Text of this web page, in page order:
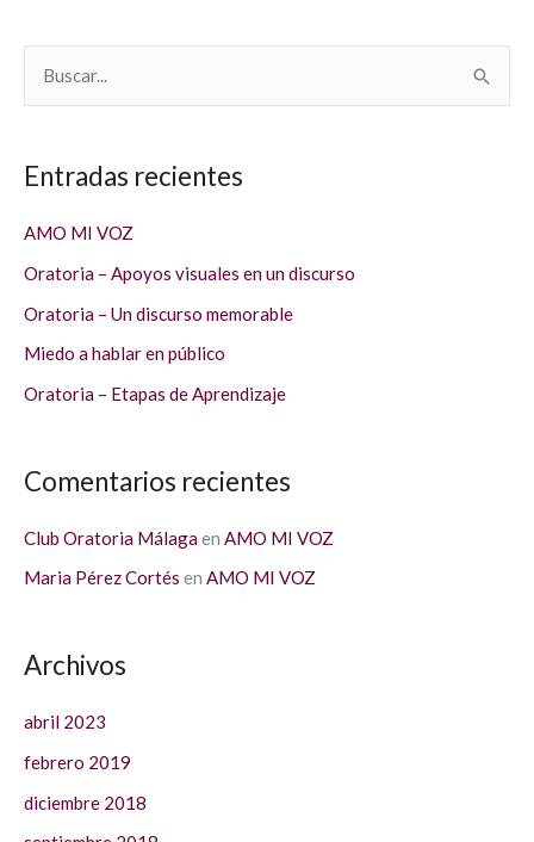
c
a
:
Entradas recientes
AMO MI VOZ
Oratoria – Apoyos visuales en un discurso
Oratoria – Un discurso memorable
Miedo a hablar en público
Oratoria – Etapas de Aprendizaje
Comentarios recientes
Club Oratoria Málagaen AMO MI VOZ
Maria Pérez Cortés en AMO MI VOZ
Archivos
abril 2023
febrero 2019
diciembre 2018